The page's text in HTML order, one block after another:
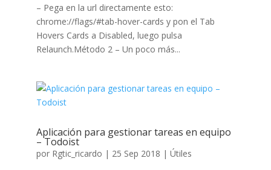
– Pega en la url directamente esto:
chrome://flags/#tab-hover-cards y pon el Tab
Hovers Cards a Disabled, luego pulsa
Relaunch.Método 2 – Un poco más...
Aplicación para gestionar tareas en equipo
– Todoist
por Rgtic_ricardo | 25 Sep 2018 | Útiles